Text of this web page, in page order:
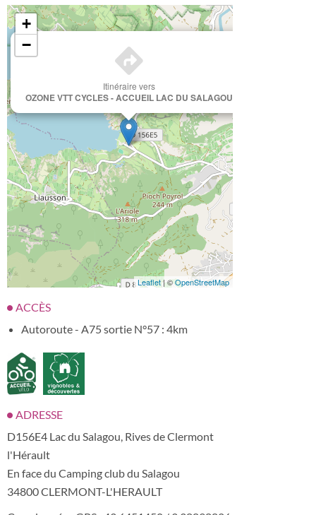
Itinéraire vers
OZONE VTT CYCLES - ACCUEIL LAC DU SALAGOU
+
−
Leaflet| ©OpenStreetMap
ACCÈS
Autoroute - A75 sortie N°57 : 4km
ADRESSE
D156E4 Lac du Salagou, Rives de Clermont
l'Hérault
En face du Camping club du Salagou
34800 CLERMONT-L'HERAULT